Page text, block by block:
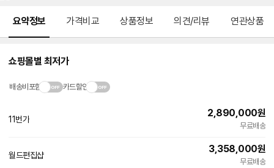
요약정보 가격비교 상품정보 의견/리뷰 연관상품
쇼핑몰별 최저가
배송비포함 카드할인
11번가
2,890,000원
무료배송
월드편집샵
3,358,000원
무료배송